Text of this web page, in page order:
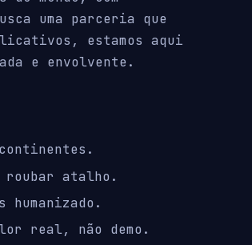
uma parceria que
estamos aqui
e envolvente.
roubar atalho.
humanizado.
real, não demo.